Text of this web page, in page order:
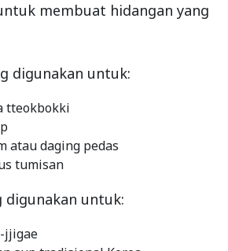
membuat hidangan yang
digunakan untuk:
tteokbokki
atau daging pedas
tumisan
digunakan untuk:
jjigae